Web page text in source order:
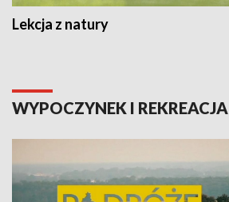
Lekcja z natury
WYPOCZYNEK I REKREACJA